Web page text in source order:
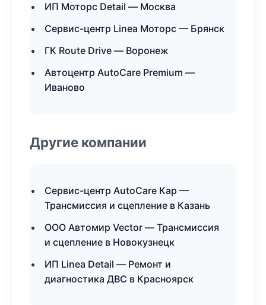
ИП Моторс Detail — Москва
Сервис-центр Linea Моторс — Брянск
ГК Route Drive — Воронеж
Автоцентр AutoCare Premium —
Иваново
Другие компании
Сервис-центр AutoCare Кар —
Трансмиссия и сцепление в Казань
ООО Автомир Vector — Трансмиссия
и сцепление в Новокузнецк
ИП Linea Detail — Ремонт и
диагностика ДВС в Красноярск